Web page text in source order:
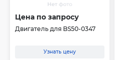
Цена по запросу
Двигатель для BS50-0347
Узнать цену